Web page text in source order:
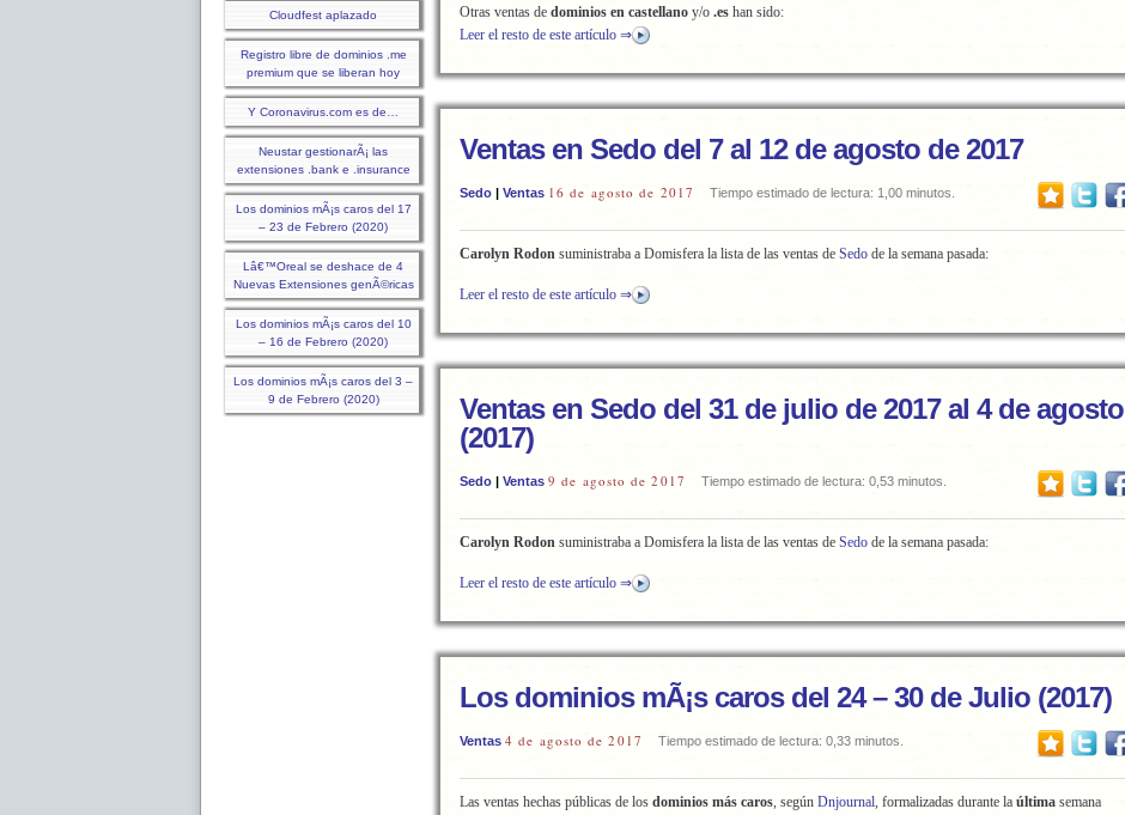
Cloudfest aplazado
Registro libre de dominios .me
premium que se liberan hoy
Y Coronavirus.com es de…
Neustar gestionarÃ¡ las
extensiones .bank e .insurance
Los dominios mÃ¡s caros del 17
– 23 de Febrero (2020)
Lâ€™Oreal se deshace de 4
Nuevas Extensiones genÃ©ricas
Los dominios mÃ¡s caros del 10
– 16 de Febrero (2020)
Los dominios mÃ¡s caros del 3 –
9 de Febrero (2020)
Otras ventas de dominios en castellano y/o .es han sido:
Leer el resto de este artículo ⇒
Ventas en Sedo del 7 al 12 de agosto de 2017
Sedo | Ventas 16 de agosto de 2017 Tiempo estimado de lectura: 1,00 minutos.
Carolyn Rodon suministraba a Domisfera la lista de las ventas de Sedo de la semana pasada:
Leer el resto de este artículo ⇒
Ventas en Sedo del 31 de julio de 2017 al 4 de agosto
(2017)
Sedo | Ventas 9 de agosto de 2017 Tiempo estimado de lectura: 0,53 minutos.
Carolyn Rodon suministraba a Domisfera la lista de las ventas de Sedo de la semana pasada:
Leer el resto de este artículo ⇒
Los dominios mÃ¡s caros del 24 – 30 de Julio (2017)
Ventas 4 de agosto de 2017 Tiempo estimado de lectura: 0,33 minutos.
Las ventas hechas públicas de los dominios más caros, según Dnjournal, formalizadas durante la última semana